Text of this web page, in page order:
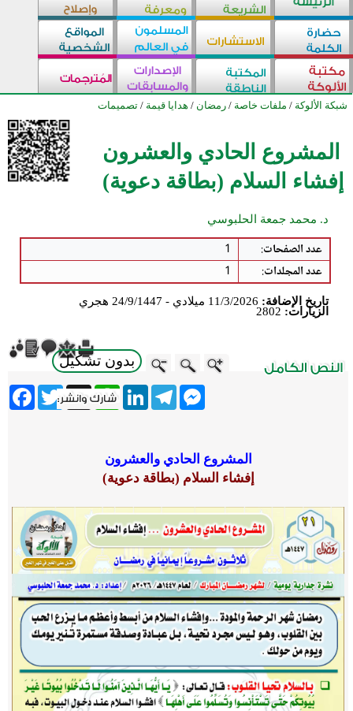
شبكة الألوكة / ملفات خاصة / رمضان / هدايا قيمة / تصميمات
المشروع الحادي والعشرون
إفشاء السلام (بطاقة دعوية)
د. محمد جمعة الحلبوسي
عدد الصفحات:
1
عدد المجلدات:
1
تاريخ الإضافة: 11/3/2026 ميلادي - 24/9/1447 هجري
الزيارات: 2802
بدون تشكيل
Twitter X
WhatsApp
LinkedInTelegram
Messenger
المشروع الحادي والعشرون
إفشاء السلام (بطاقة دعوية)